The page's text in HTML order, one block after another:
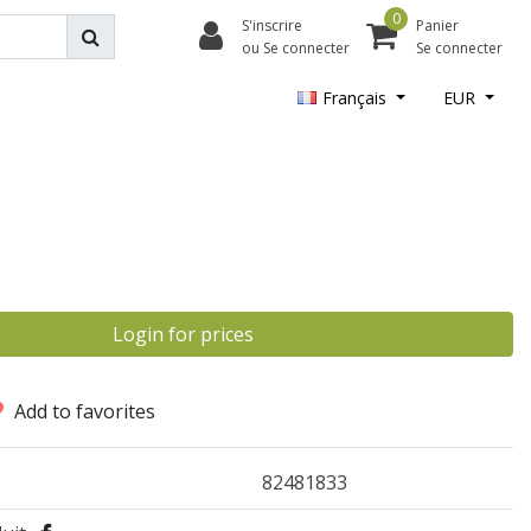
S'inscrire
ou Se connecter
0
Panier
Se connecter
Français EUR
Login for prices
Add to favorites
82481833